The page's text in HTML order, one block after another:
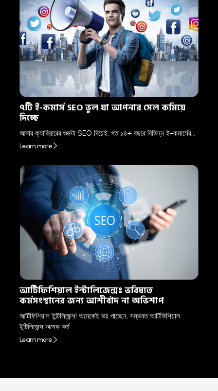
৭টি ই-কমার্স SEO ভুল যা আপনার সেল কমিয়ে
দিচ্ছে
আমার ক্যারিয়ারের শুরুটা SEO দিয়েই, গত ১৪+ বছরে বিভিন্ন ই-কমার্সের…
Learn more
আর্টিফিশিয়াল ইন্টালিজেন্সঃ ভবিষ্যত
কর্মসংস্থানের জন্য আশীর্বাদ না অভিশাপ
আর্টিফিশিয়াল ইন্টিলিজেন্স! অনেকেই ভয় পাচ্ছেন, সম্ভবত আর্টিফিশিয়াল
ইন্টিলিজেন্স অনেক কর্ম…
Learn more